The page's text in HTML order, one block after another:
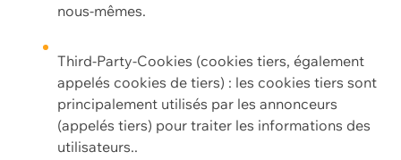
nous-mêmes.
Third-Party-Cookies (cookies tiers, également
appelés cookies de tiers) : les cookies tiers sont
principalement utilisés par les annonceurs
(appelés tiers) pour traiter les informations des
utilisateurs..